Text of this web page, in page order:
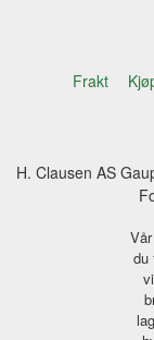
Frakt
H. Clausen AS
du